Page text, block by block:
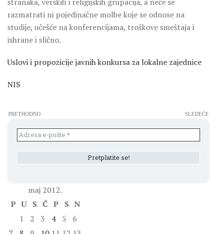
razmatrati ni pojedinačne molbe koje se odnose na
studije, učešće na konferencijama, troškove smeštaja i
ishrane i slično.
Uslovi i propozicije javnih konkursa za lokalne zajednice
NIS
PRETHODNO SLEDEĆE
maj 2012.
P U S Č P S N
1
2 3 4 5
6